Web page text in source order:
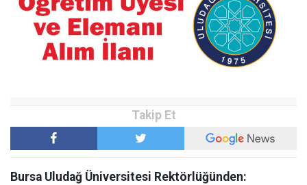
Bursa Uludağ Üniversitesi Rektörlüğünden: